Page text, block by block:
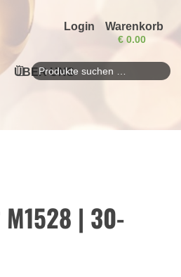
Login Warenkorb
€ 0.00
ÜBER UNS
Suchen
M1528 | 30-